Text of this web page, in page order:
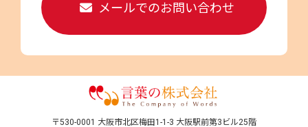
メールでのお問い合わせ
〒530-0001 大阪市北区梅田1-1-3 大阪駅前第3ビル25階